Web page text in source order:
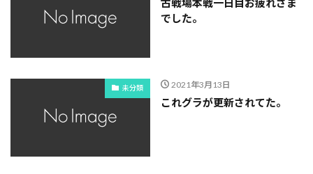
古戦場本戦一日目お疲れさま
でした。
未分類 2021年3月13日
これグラが更新されてた。